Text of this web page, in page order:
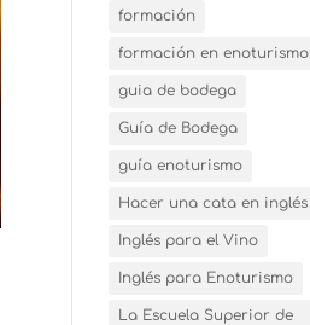
formación
formación en enoturismo
guia de bodega
Guía de Bodega
guía enoturismo
Hacer una cata en inglés
Inglés para el Vino
Inglés para Enoturismo
La Escuela Superior de